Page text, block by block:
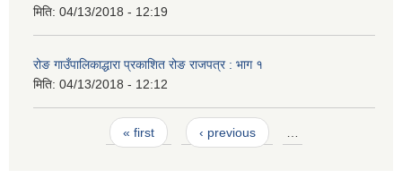
मिति: 04/13/2018 - 12:19
रोङ गाउँपालिकाद्धारा प्रकाशित रोङ राजपत्र : भाग १
मिति: 04/13/2018 - 12:12
« first ‹ previous …